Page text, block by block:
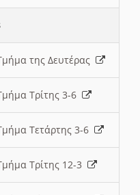
της Δευτέρας
Τρίτης 3-6
Τετάρτης 3-6
Τρίτης 12-3